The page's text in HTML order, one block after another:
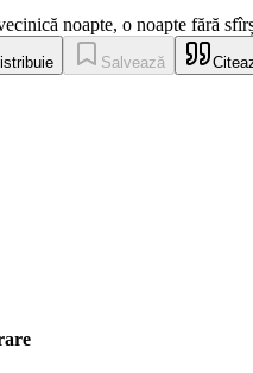
noapte, o noapte fără
Salvează